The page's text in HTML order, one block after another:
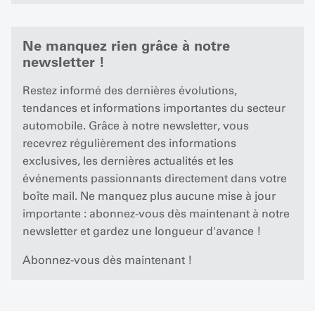
Ne manquez rien grâce à notre
newsletter !
Restez informé des dernières évolutions,
tendances et informations importantes du secteur
automobile. Grâce à notre newsletter, vous
recevrez régulièrement des informations
exclusives, les dernières actualités et les
événements passionnants directement dans votre
boîte mail. Ne manquez plus aucune mise à jour
importante : abonnez-vous dès maintenant à notre
newsletter et gardez une longueur d'avance !
Abonnez-vous dès maintenant !